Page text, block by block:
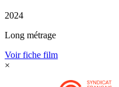
2024
Long métrage
Voir fiche film
×